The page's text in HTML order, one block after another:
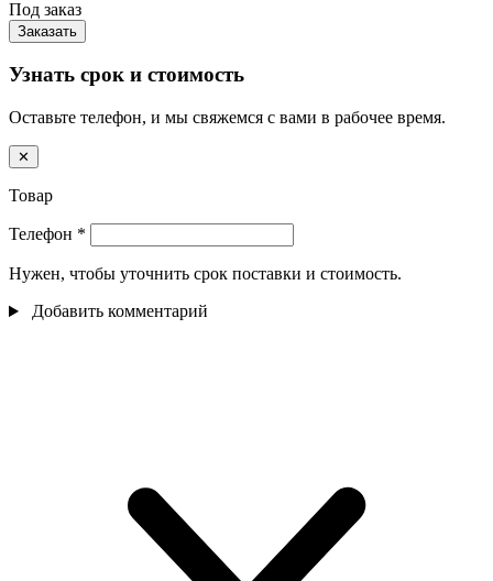
Под заказ
Заказать
Узнать срок и стоимость
Оставьте телефон, и мы свяжемся с вами в рабочее время.
✕
Товар
Телефон *
Нужен, чтобы уточнить срок поставки и стоимость.
Добавить комментарий